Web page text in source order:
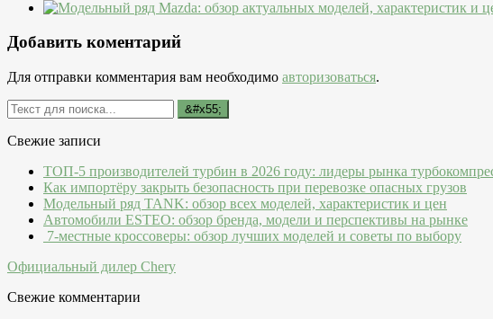
Добавить коментарий
Для отправки комментария вам необходимо авторизоваться.
Свежие записи
ТОП-5 производителей турбин в 2026 году: лидеры рынка
Как импортёру закрыть безопасность при перевозке опасных грузов
Модельный ряд TANK: обзор всех моделей, характеристик и цен
Автомобили ESTEO: обзор бренда, модели и перспективы на рынке
7-местные кроссоверы: обзор лучших моделей и советы по выбору
Официальный дилер Chery
Свежие комментарии